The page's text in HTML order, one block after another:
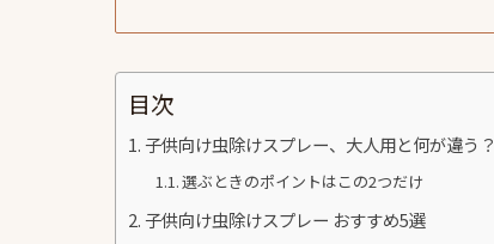
目次
子供向け虫除けスプレー、大人用と何が違う？
選ぶときのポイントはこの2つだけ
子供向け虫除けスプレー おすすめ5選